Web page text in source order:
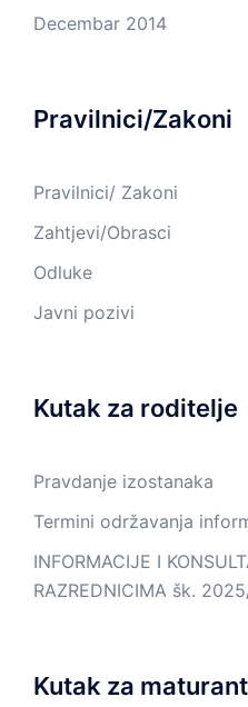
Decembar 2014
Pravilnici/Zakoni
Pravilnici/ Zakoni
Zahtjevi/Obrasci
Odluke
Javni pozivi
Kutak za roditelje
Pravdanje izostanaka
Termini održavanja
INFORMACIJE I
RAZREDNICIMA šk.
Kutak za